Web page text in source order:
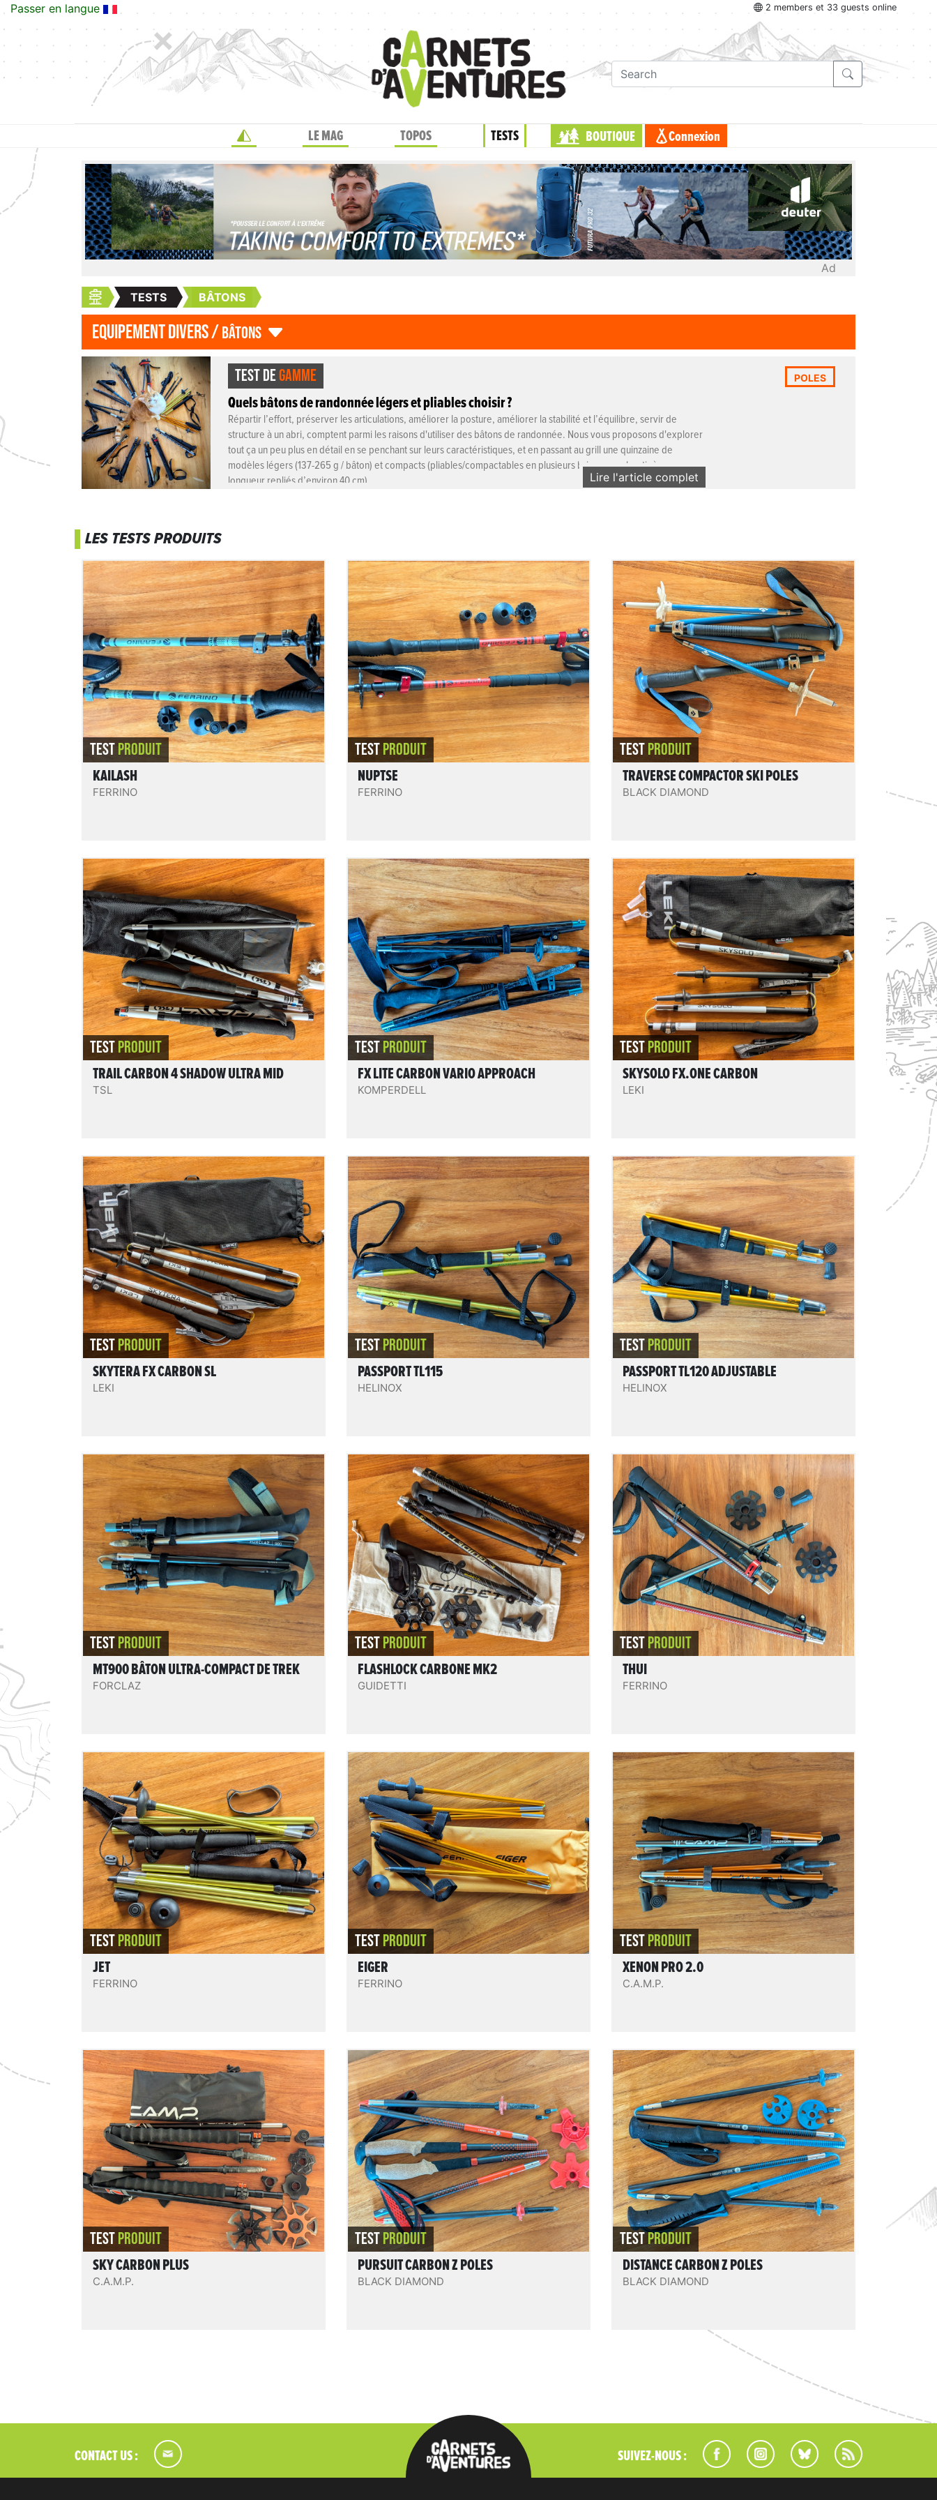
Passer en langue 2 members et 33 guests online
LE MAG TOPOS TESTS BOUTIQUE Connexion
Ad
TESTS BÂTONS
equipement divers /bâtons
TEST DEGAMME
Quels bâtons de randonnée légers et pliables choisir ?
Répartir l’effort, préserver les articulations, améliorer la posture, améliorer la stabilité et l’équilibre, servir de
structure à un abri, comptent parmi les raisons d'utiliser des bâtons de randonnée. Nous vous proposons d'explorer
tout ça un peu plus en détail en se penchant sur leurs caractéristiques, et en passant au grill une quinzaine de
modèles légers (137-265 g / bâton) et compacts (pliables/compactables en plusieurs brins pour aboutir à une
longueur repliés d’environ 40 cm).
Lire l'article complet
POLES
LES TESTS PRODUITS
Kailash
Bâtons 3 brins téléscopiques en carbone,
les Kailash seront les compagnons
d'activités hivernales et quatre saisons
typées randonnée (raquette, splitboard, ski
de randonnée nordique, marche...) ou
approche (snowkite, alpinisme, cascade de
glace...) pour qui privilégie une grande
légèreté à la solidité. Ne nous semblent pas
assez solides pour du ski en descente.
REVIEW.READIT
TESTPRODUIT
KAILASH
FERRINO
Nuptse
Bâtons 3 brins téléscopiques en carbone,
les Nuptse seront de bons compagnons
pour des activités hivernales et quatre
saisons typées randonnée (raquette,
splitboard, ski de randonnée nordique,
marche...) ou approche (snowkite, alpinisme,
cascade de glace...) pour qui privilégie une
grande légèreté à la solidité. Ne nous
semblent pas assez solides pour du ski en
descente.
REVIEW.READIT
TESTPRODUIT
NUPTSE
FERRINO
Traverse Compactor ski poles
Des bâtons en aluminium 4 brins pliables en
3 Z-fold dédiés aux pratiques hivernales.
Fiable, simples, pratiques, très compacts,
légers et bien finis. D'excellents
compagnons pour du ski de randonnée,
splitboard, raquettes, ski de rando/snowkite,
alpinisme... mais également sur les quatre
saisons.
REVIEW.READIT
TESTPRODUIT
TRAVERSE COMPACTOR SKI POLES
BLACK DIAMOND
Trail Carbon 4 Shadow Ultra mid
Des bâtons 4 brins pliables en 3 Z-fold, très
légers et compacts, en carbone, rigides,
solides, de conception soignée et française,
accessoirisés et modulables (poignées,
gantelets...). Des bâtons qui inspirent
confiance sur lequel on pourra compter
pour de nombreuses randonnées et
aventures en montagne.
REVIEW.READIT
TESTPRODUIT
TRAIL CARBON 4 SHADOW ULTRA MID
TSL
FX Lite Carbon Vario Approach
Des bâtons 4 brins pliables en 3 Z-fold,
réglables, mêlant aluminium et carbone. De
poids et encombrement contenus au regard
du fait qu'ils sont aisément réglables sur
une vaste plage, confortables, solides,
rigides, bien finis et fabriqués en Europe.
REVIEW.READIT
TESTPRODUIT
FX LITE CARBON VARIO APPROACH
KOMPERDELL
Skysolo FX.One Carbon
Des bâtons 4 brins pliables en 3 Z-fold, très
légers et compacts, en carbone, très rigides
(4,5 sur 5 en rigidité dansnotre test , avec
une valeur élevée pour cette tranche de
note), de conception soignée et
solide. Pratiques, très faciles à utiliser, les
Skysolo FX.one inspirent confiance et on
pourra compter sur eux pour de
nombreuses aventures en terrain accidenté
et en montagne.
REVIEW.READIT
TESTPRODUIT
SKYSOLO FX.ONE CARBON
LEKI
Skytera FX Carbon SL
Des bâtons 4 brins pliables en 3 Z-fold,
réglables en carbone, solides, rigides, très
compacts et super légers : le modèle
réglable 4 brins le plus légers de notre test !
Un modèle confortable, pratique et abouti
sur lequel on pourra compter pour de
nombreuses randonnées et aventures en
montagne.
REVIEW.READIT
TESTPRODUIT
SKYTERA FX CARBON SL
LEKI
Passport TL115
Des bâtons 4 brins pliables en 3 Z-fold,
hyper compacts, en aluminium et super
légers ! Pratiques, suffisamment rigides,
fiables et durables. Un modèle au rapport
poids / compacité / durabilité excellent
qu'on n'hésitera pas à emporter.
REVIEW.READIT
TESTPRODUIT
PASSPORT TL115
HELINOX
Passport TL120 Adjustable
Des bâtons 4 brins pliables en 3 Z-fold,
réglables, hyper compacts, en aluminium et
super légers ! Un modèle au rapport poids /
compacité / réglabilité / durabilité excellent.
REVIEW.READIT
TESTPRODUIT
PASSPORT TL120 ADJUSTABLE
HELINOX
MT900 bâton ultra-compact de trek
Des bâtons 4 brins pliables en 3 Z-fold, en
aluminium, très rigides, réglables sur une
vaste plage et hyper compacts, pour un prix
très contenu. Un bon compromis service
rendu / prix dans cette catégorie.
REVIEW.READIT
TESTPRODUIT
MT900 BÂTON ULTRA-COMPACT DE TREK
FORCLAZ
Flashlock Carbone MK2
Des bâtons 4 brins pliables en 3 Z-fold, en
carbone, réglables, déployables aisément,
bien finis et accessoirisés, rigides, solides,
aux éléments tous remplaçables, et
fabriqués en France avec une éthique
engagée. Un très bon compromis global
poids / réglabilité / rigidité / solidité /
éthique.
REVIEW.READIT
TESTPRODUIT
FLASHLOCK CARBONE MK2
GUIDETTI
Thui
Des bâtons 4 brins pliables en 3 Z-fold,
aisément réglables sur une vaste plage, très
compacts, facile à déplier, rigides, solides,
et au prix contenu. Un bon compromis
service rendu / prix dans cette catégorie.
REVIEW.READIT
TESTPRODUIT
THUI
FERRINO
Jet
Bâtons pliables en 4 brins « sonde », hyper
compacts, en aluminium. Plutôt légers et
bien rigides, ils semblent solides. Un bon
modèle pour un usage loisir sportif pour qui
souhaite un modèle assez minimaliste et
peu onéreux.
REVIEW.READIT
TESTPRODUIT
JET
FERRINO
Eiger
Bâtons pliables en 4 brins « sonde », hyper
compacts, hyper légers, en duraluminium,
très souples. Un bon modèle simple et
minimaliste pour un usage sportif classique,
pour qui le poids et le volume sont
prioritaires, et qui souhaite des bâtons
souples en aide à la marche, pratiques à
emporter et stocker.
REVIEW.READIT
TESTPRODUIT
EIGER
FERRINO
Xenon Pro 2.0
Bâtons pliables en 4 brins « sonde », hyper
compacts, au très bon compromis légèreté /
rigidité globale et solidité, pratiques et bien
conçus. Un modèle très intéressant, et au
prix contenu, dans cette gamme de bâtons
pliables type « sonde » ultra compacts.
REVIEW.READIT
TESTPRODUIT
XENON PRO 2.0
C.A.M.P.
Sky Carbon plus
Des bâtons à la construction originale : 5
brins (3 en carbone, 2 en alu) repliables en
3 Z-fold. Les Sky Carbon Plus présentent un
très bon compromis global : réglables (115-
135 cm), légers (205 g/bâton), vraiment
compacts (36 cm repliés), suffisamment
rigides, pratiques et bien finis, pour un tarif
compétitif.
REVIEW.READIT
TESTPRODUIT
SKY CARBON PLUS
C.A.M.P.
Pursuit Carbon Z Poles
Des bâtons en carbone 4 brins pliables en 3
Z-fold, avec un très bon compromis légèreté
/ solidité et rigidité ; ils sont compacts (40
cm repliés), pratiques et bien finis. Un
modèle sur lequel on pourra compter !
REVIEW.READIT
TESTPRODUIT
PURSUIT CARBON Z POLES
BLACK DIAMOND
Distance Carbon Z Poles
Des bâtons en carbone 4 brins pliables en 3
Z-fold, hyper légers (un des modèles les +
légers 4 brins Z-fold du marché), compacts,
pratiques et bien finis. Un modèle
minimaliste vraiment sérieux.
REVIEW.READIT
TESTPRODUIT
DISTANCE CARBON Z POLES
BLACK DIAMOND
CONTACT US : SUIVEZ-NOUS :